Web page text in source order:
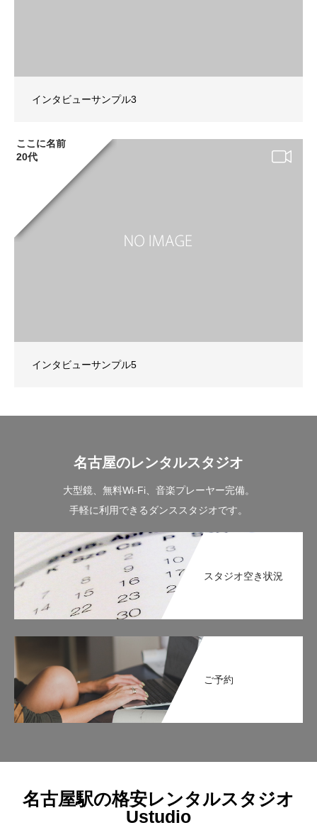
インタビューサンプル3
ここに名前
20代
インタビューサンプル5
名古屋のレンタルスタジオ
大型鏡、無料Wi-Fi、音楽プレーヤー完備。
手軽に利用できるダンススタジオです。
スタジオ空き状況
ご予約
名古屋駅の格安レンタルスタジオ
Ustudio